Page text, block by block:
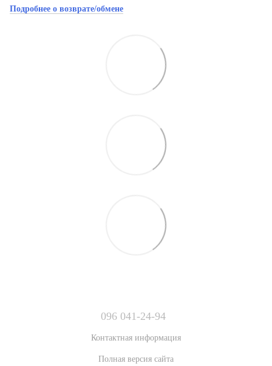
Подробнее о возврате/обмене
096 041-24-94
Контактная информация
Полная версия сайта